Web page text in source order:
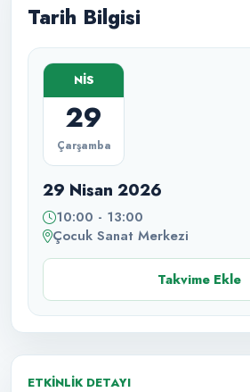
Tarih Bilgisi
NİS
29
Çarşamba
29 Nisan 2026
10:00 - 13:00
Çocuk Sanat Merkezi
Takvime Ekle
ETKINLIK DETAYI